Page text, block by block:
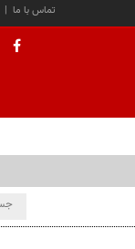
| تماس با ما